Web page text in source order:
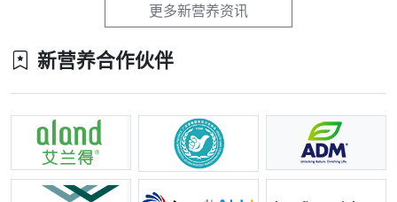
更多新营养资讯
新营养合作伙伴